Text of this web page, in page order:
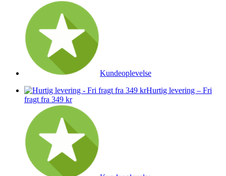
Kundeoplevelse
Hurtig levering – Fri
fragt fra 349 kr